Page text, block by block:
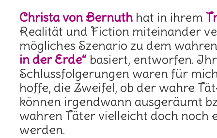
Christa von Bernuth hat in ihrem
Realität und Fiction miteinander
mögliches Szenario zu dem
in der Erde“ basiert, entworfen.
Schlussfolgerungen waren für
hoffe, die Zweifel, ob der wahre
können irgendwann ausgeräumt
wahren Täter vielleicht doch noch
werden.